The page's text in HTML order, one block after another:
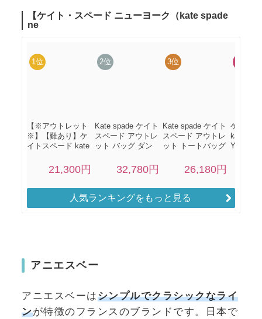
人気ランキングをもっと見る
アニエスベー
アニエスベーはシンプルでクラシックなライ
ンが特徴のフランスのブランドです。日本で